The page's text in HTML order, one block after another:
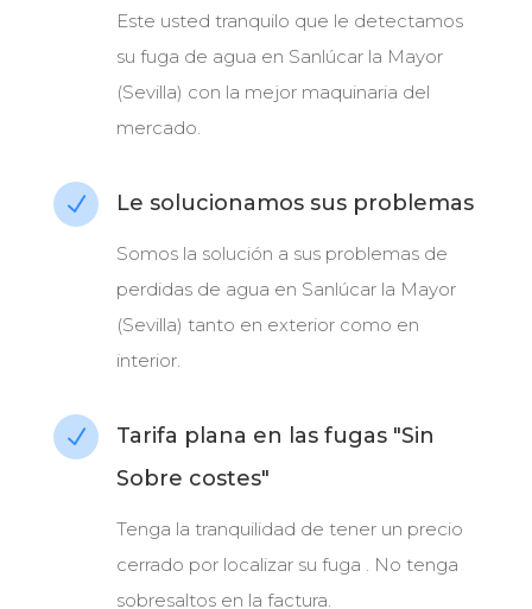
Este usted tranquilo que le detectamos
su fuga de agua en Sanlúcar la Mayor
(Sevilla) con la mejor maquinaria del
mercado.
N Le solucionamos sus problemas
Somos la solución a sus problemas de
perdidas de agua en Sanlúcar la Mayor
(Sevilla) tanto en exterior como en
interior.
N
Tarifa plana en las fugas "Sin
Sobre costes"
Tenga la tranquilidad de tener un precio
cerrado por localizar su fuga . No tenga
sobresaltos en la factura.